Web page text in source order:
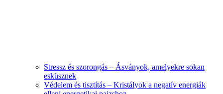
Stressz és szorongás – Ásványok, amelyekre sokan
esküsznek
Védelem és tisztítás – Kristályok a negatív energiák